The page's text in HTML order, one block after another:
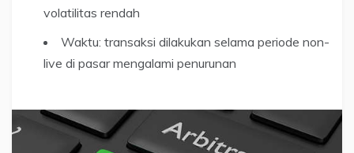
volatilitas rendah
Waktu: transaksi dilakukan selama periode non-
live di pasar mengalami penurunan